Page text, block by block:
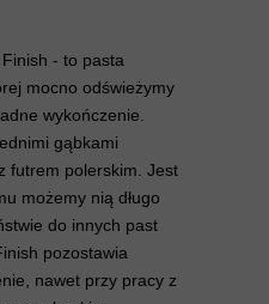
- to pasta
mocno odświeżymy
wykończenie.
gąbkami
futrem polerskim. Jest
możemy nią długo
do innych past
pozostawia
nawet przy pracy z